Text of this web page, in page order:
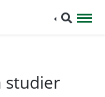
studier